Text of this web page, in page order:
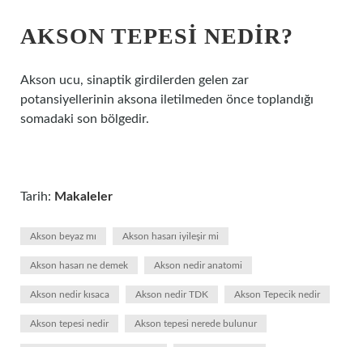
AKSON TEPESI NEDIR?
Akson ucu, sinaptik girdilerden gelen zar
potansiyellerinin aksona iletilmeden önce toplandığı
somadaki son bölgedir.
Tarih: Makaleler
Akson beyaz mı Akson hasarı iyileşir mi
Akson hasarı ne demek Akson nedir anatomi
Akson nedir kısaca Akson nedir TDK Akson Tepecik nedir
Akson tepesi nedir Akson tepesi nerede bulunur